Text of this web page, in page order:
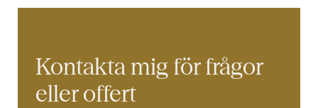
Kontakta mig förfrågor
eller offert